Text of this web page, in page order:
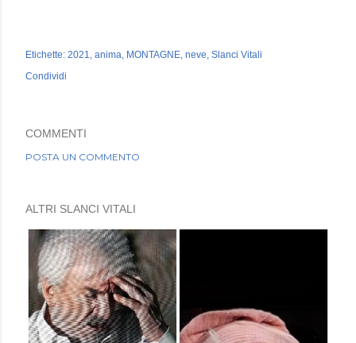
Etichette: 2021 anima MONTAGNE neve Slanci Vitali
Condividi
COMMENTI
POSTA UN COMMENTO
ALTRI SLANCI VITALI